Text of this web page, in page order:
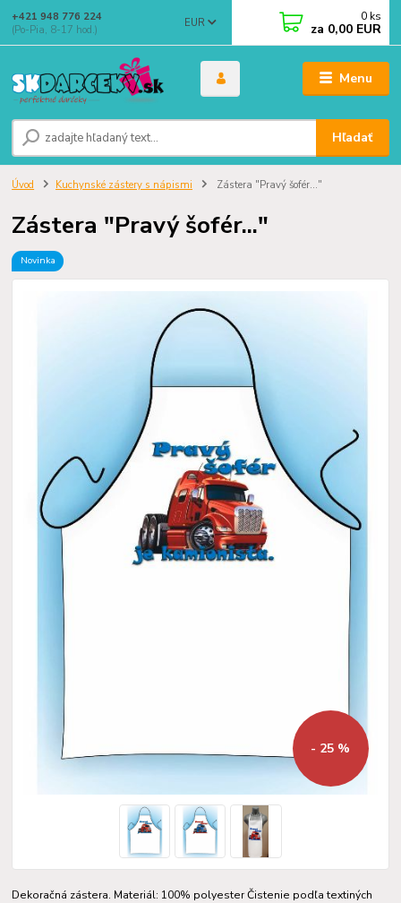
Menu
EUR
Hľadať
+421 948 776 224
(Po-Pia, 8-17 hod.)
0 ks
za 0,00 EUR
Úvod Kuchynské zástery s nápismi Zástera "Pravý šofér..."
Zástera "Pravý šofér..."
Novinka
- 25 %
Dekoračná zástera. Materiál: 100% polyester Čistenie podľa textiných